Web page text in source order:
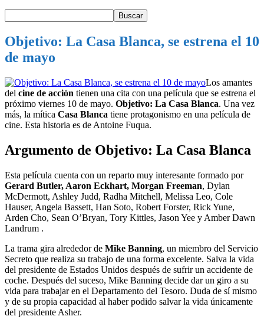
Objetivo: La Casa Blanca, se estrena el 10
de mayo
Los amantes
del cine de acción tienen una cita con una película que se estrena el
próximo viernes 10 de mayo. Objetivo: La Casa Blanca. Una vez
más, la mítica Casa Blanca tiene protagonismo en una película de
cine. Esta historia es de Antoine Fuqua.
Argumento de Objetivo: La Casa Blanca
Esta película cuenta con un reparto muy interesante formado por
Gerard Butler, Aaron Eckhart, Morgan Freeman, Dylan
McDermott, Ashley Judd, Radha Mitchell, Melissa Leo, Cole
Hauser, Angela Bassett, Han Soto, Robert Forster, Rick Yune,
Arden Cho, Sean O’Bryan, Tory Kittles, Jason Yee y Amber Dawn
Landrum .
La trama gira alrededor de Mike Banning, un miembro del Servicio
Secreto que realiza su trabajo de una forma excelente. Salva la vida
del presidente de Estados Unidos después de sufrir un accidente de
coche. Después del suceso, Mike Banning decide dar un giro a su
vida para trabajar en el Departamento del Tesoro. Duda de sí mismo
y de su propia capacidad al haber podido salvar la vida únicamente
del presidente Asher.